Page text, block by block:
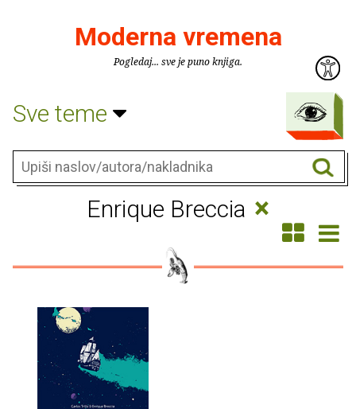
Moderna vremena
Pogledaj... sve je puno knjiga.
Sve teme
Enrique Breccia ×